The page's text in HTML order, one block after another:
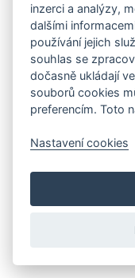
inzerci a analýzy,
dalšími
používání jejich
souhlas se
dočasně ukládají
souborů cookies
preferencím. Toto
Nastavení cookies